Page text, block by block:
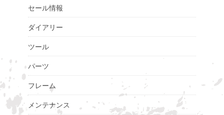
セール情報
ダイアリー
ツール
パーツ
フレーム
メンテナンス